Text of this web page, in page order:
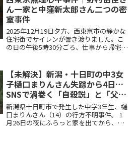
そしてその後の社会にど...
ん一家と中窪新太郎さん二つの密
室事件
2025年12月19日夕方、西東京市の静かな
住宅街でサイレンが響き渡りました。こ
の日の午後5時30分ごろ、仕事から帰宅し
ーンロックが掛かり、家の中から物音が
するのに誰...
【未解決】新潟・十日町の中3女
子樋口まりんさん失踪から4日…
SNSで渦巻く「自殺説」と「父親
への疑念」の真相まとめ
新潟県十日町市で発生した中学3年生、樋
口まりんさん（14）の行方不明事件。 1
月26日の夜にふらっと家を出てから、今